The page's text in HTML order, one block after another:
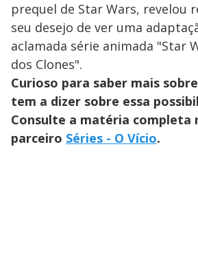
prequel de Star Wars, revelou
seu desejo de ver uma
aclamada série animada "Star
dos Clones".
Curioso para saber mais
tem a dizer sobre essa
Consulte a matéria completa
parceiro Séries - O Vício.